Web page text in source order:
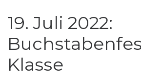
19. Juli 2022:
Klasse